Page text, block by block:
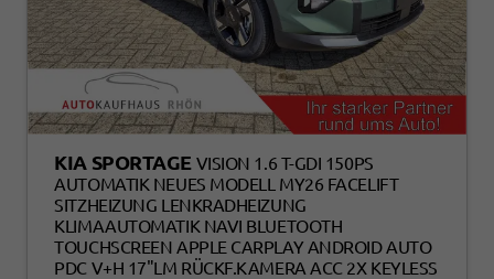
KIA SPORTAGE VISION 1.6 T-GDI 150PS
AUTOMATIK NEUES MODELL MY26 FACELIFT
SITZHEIZUNG LENKRADHEIZUNG
KLIMAAUTOMATIK NAVI BLUETOOTH
TOUCHSCREEN APPLE CARPLAY ANDROID AUTO
PDC V+H 17"LM RÜCKF.KAMERA ACC 2X KEYLESS